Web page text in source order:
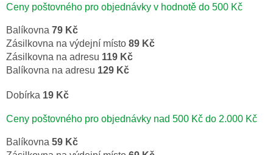
Ceny poštovného pro objednávky v hodnotě do 500 Kč
Balíkovna 79 Kč
Zásilkovna na výdejní místo 89 Kč
Zásilkovna na adresu 119 Kč
Balíkovna na adresu 129 Kč
Dobírka 19 Kč
Ceny poštovného pro objednávky nad 500 Kč do 2.000 Kč
Balíkovna 59 Kč